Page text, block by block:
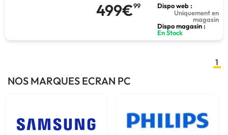
499€99
Dispo web :
Uniquement en
magasin
Dispo magasin :
En Stock
1
NOS MARQUES ECRAN PC